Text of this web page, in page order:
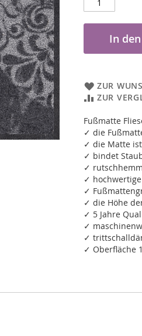
In
ZUR
ZUR
Fußmatte
✓ die
✓ die Matte
✓ bindet
✓
✓
✓
✓ die Höhe
✓ 5 Jahre
✓
✓
✓ Oberfläche